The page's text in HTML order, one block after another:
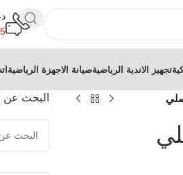
تجهيز الاندية الرياضيةصيانة الاجهزة الرياضية
البحث عن